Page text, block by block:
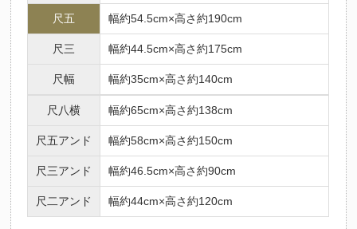
尺五 幅約54.5cm×高さ約190cm
尺三 幅約44.5cm×高さ約175cm
尺幅 幅約35cm×高さ約140cm
尺八横 幅約65cm×高さ約138cm
尺五アンド 幅約58cm×高さ約150cm
尺三アンド 幅約46.5cm×高さ約90cm
尺二アンド 幅約44cm×高さ約120cm